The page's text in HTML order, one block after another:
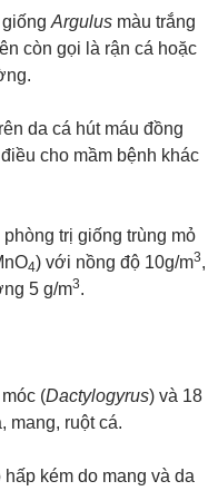
Argulus màu trắng
còn gọi là rận cá hoặc
da cá hút máu đồng
cho mầm bệnh khác
trị giống trùng mỏ
4) với nồng độ 10g/m3,
5 g/m3.
(Dactylogyrus) và 18
mang, ruột cá.
kém do mang và da